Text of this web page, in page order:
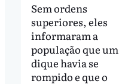
Sem ordens
superiores, eles
informaram a
população que um
dique havia se
rompido e que o